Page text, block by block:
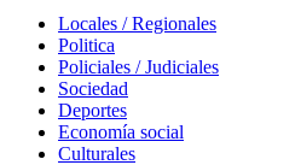
Locales / Regionales
Politica
Policiales / Judiciales
Sociedad
Deportes
Economía social
Culturales